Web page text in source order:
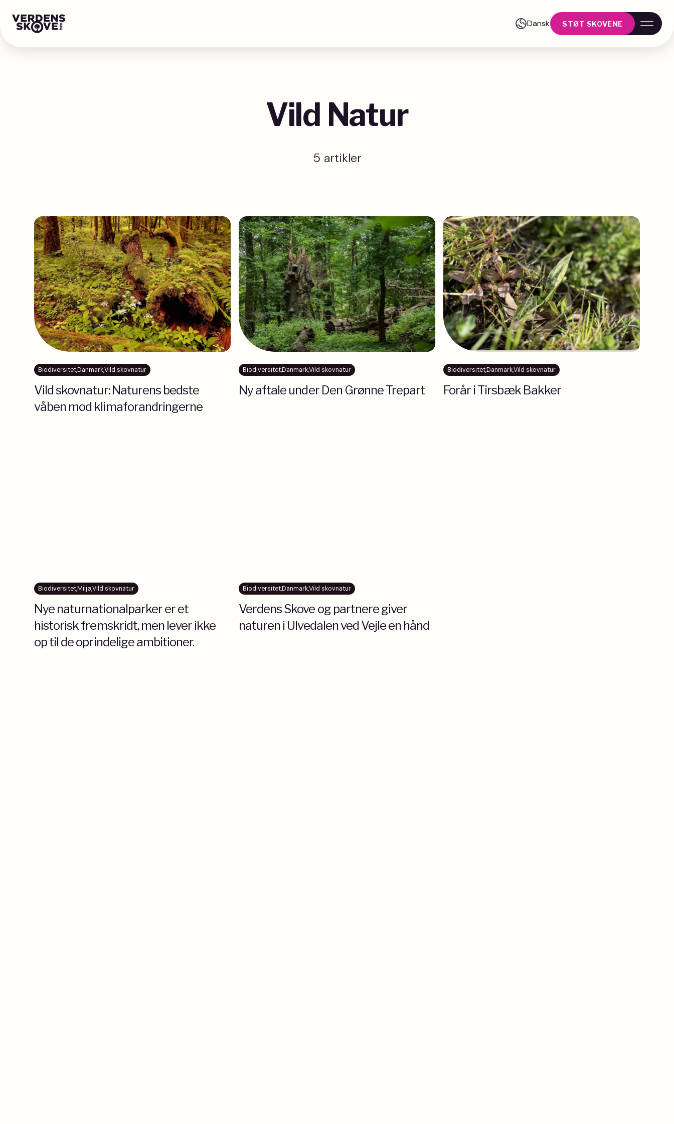
Dansk STØT SKOVENE
Vild Natur
5 artikler
Biodiversitet,Danmark,Vild skovnatur
Vild skovnatur: Naturens bedste
våben mod klimaforandringerne
Biodiversitet,Danmark,Vild skovnatur
Ny aftale under Den Grønne Trepart
Biodiversitet,Danmark,Vild skovnatur
Forår i Tirsbæk Bakker
Biodiversitet,Miljø,Vild skovnatur
Nye naturnationalparker er et
historisk fremskridt, men lever ikke
op til de oprindelige ambitioner.
Biodiversitet,Danmark,Vild skovnatur
Verdens Skove og partnere giver
naturen i Ulvedalen ved Vejle en hånd